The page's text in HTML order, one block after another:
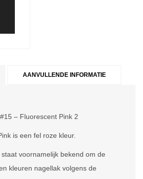
AANVULLENDE INFORMATIE
– Fluorescent Pink 2
is een fel roze kleur.
voornamelijk bekend om de
kleuren nagellak volgens de